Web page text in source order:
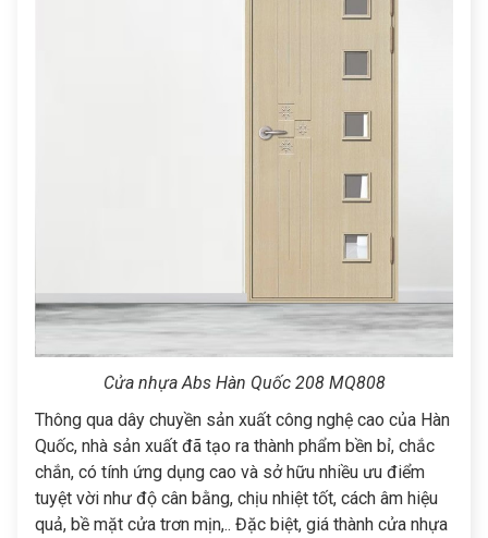
Cửa nhựa Abs Hàn Quốc 208 MQ808
Thông qua dây chuyền sản xuất công nghệ cao của Hàn
Quốc, nhà sản xuất đã tạo ra thành phẩm bền bỉ, chắc
chắn, có tính ứng dụng cao và sở hữu nhiều ưu điểm
tuyệt vời như độ cân bằng, chịu nhiệt tốt, cách âm hiệu
quả, bề mặt cửa trơn mịn,.. Đặc biệt, giá thành cửa nhựa